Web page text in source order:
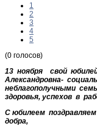
1
2
3
4
5
(0 голосов)
13 ноября свой
Александровна-
неблагополучными
здоровья, успехов в
С юбилеем
добра,